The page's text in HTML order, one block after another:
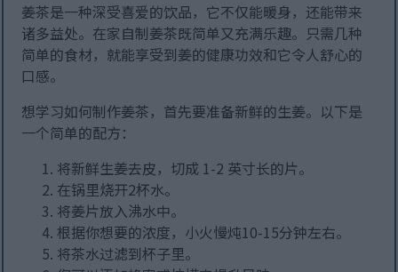
姜茶是一种深受喜爱的饮品，它不仅能暖身，还能带来
诸多益处。在家自制姜茶既简单又充满乐趣。只需几种
简单的食材，就能享受到姜的健康功效和它令人舒心的
口感。
想学习如何制作姜茶，首先要准备新鲜的生姜。以下是
一个简单的配方：
将新鲜生姜去皮，切成 1-2 英寸长的片。
在锅里烧开2杯水。
将姜片放入沸水中。
根据你想要的浓度，小火慢炖10-15分钟左右。
将茶水过滤到杯子里。